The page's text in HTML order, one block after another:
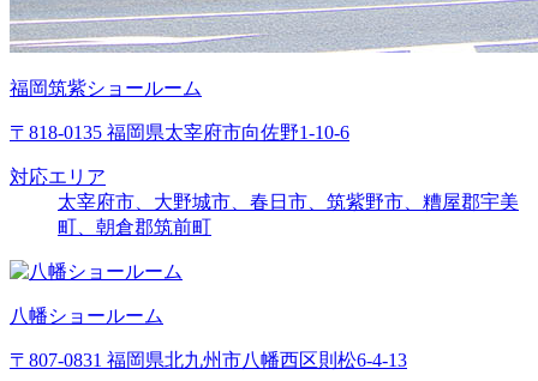
福岡筑紫ショールーム
〒818-0135 福岡県太宰府市向佐野1-10-6
対応エリア
太宰府市、大野城市、春日市、筑紫野市、糟屋郡宇美
町、朝倉郡筑前町
八幡ショールーム
〒807-0831 福岡県北九州市八幡西区則松6-4-13